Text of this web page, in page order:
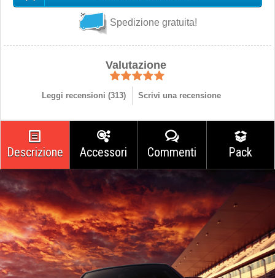
Spedizione gratuita!
Valutazione
Leggi recensioni (313) Scrivi una recensione
Descrizione Accessori Commenti Pack